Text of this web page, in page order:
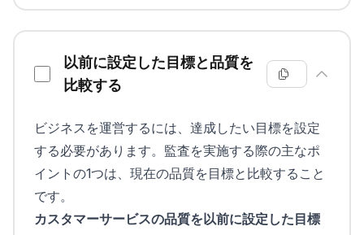
以前に設定した目標と品質を
比較する
ビジネスを運営するには、達成したい目標を設定
する必要があります。監査を実施する際の主なポ
イントの1つは、現在の品質を目標と比較すること
です。
カスタマーサービスの品質を以前に設定した目標